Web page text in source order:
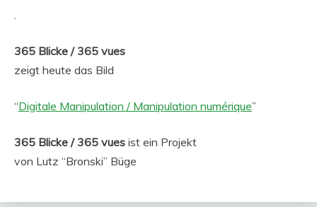
.
365 Blicke / 365 vues
zeigt heute das Bild
“Digitale Manipulation / Manipulation numérique”
365 Blicke / 365 vues ist ein Projekt
von Lutz “Bronski” Büge